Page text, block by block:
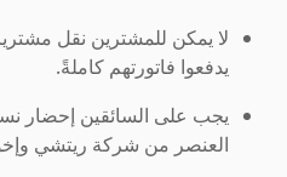
لا يمكن للمشترين نقل
يدفعوا فاتورتهم كاملةً.
يجب على السائقين إحضار
العنصر من شركة ريتشي